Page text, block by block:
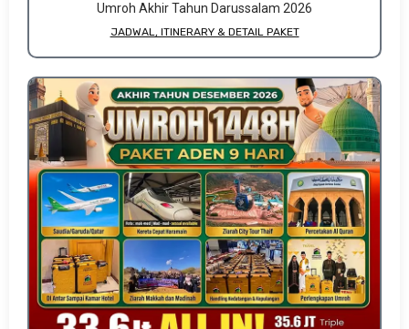
Umroh Akhir Tahun Darussalam 2026
JADWAL, ITINERARY & DETAIL PAKET